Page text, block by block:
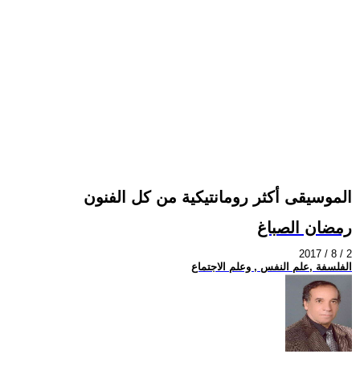
الموسيقى أكثر رومانتيكية من كل الفنون
رمضان الصباغ
2017 / 8 / 2
الفلسفة ,علم النفس , وعلم الاجتماع